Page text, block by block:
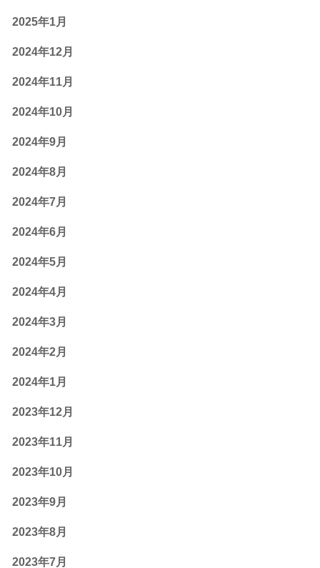
2025年1月
2024年12月
2024年11月
2024年10月
2024年9月
2024年8月
2024年7月
2024年6月
2024年5月
2024年4月
2024年3月
2024年2月
2024年1月
2023年12月
2023年11月
2023年10月
2023年9月
2023年8月
2023年7月